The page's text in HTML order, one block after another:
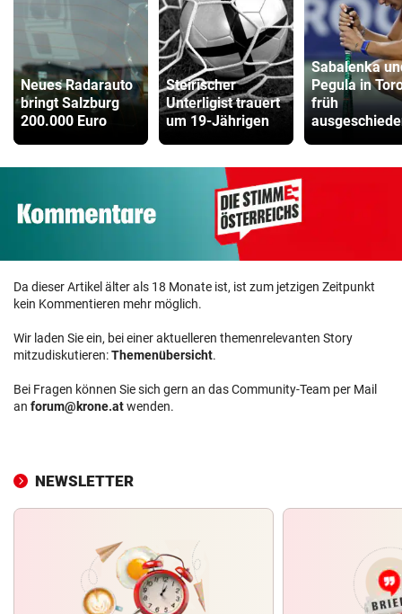
Neues Radarauto
bringt Salzburg
200.000 Euro
Steirischer
Unterligist trauert
um 19-Jährigen
Sabalenka
Pegula in
früh
Da dieser Artikel älter als 18 Monate ist, ist zum jetzigen Zeitpunkt
kein Kommentieren mehr möglich.
Wir laden Sie ein, bei einer aktuelleren themenrelevanten Story
mitzudiskutieren:Themenübersicht.
Bei Fragen können Sie sich gern an das Community-Team per Mail
an forum@krone.atwenden.
NEWSLETTER